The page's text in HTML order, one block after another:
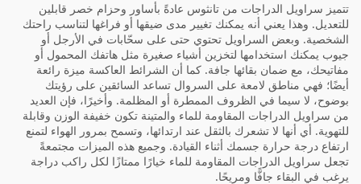
تتميز سراويل الدراجات من تانثوس عادةً بأساور وحزام خصر قابلين
للتعديل. وهذا يعني أنه يمكنك تغيير مدى ضيقها أو فراغها لتناسب راحتك
الشخصية. وبعض السراويل تحتوي حتى على سحّابات في الأرجل أو
جيوب يمكنك استخدامها لتخزين أشياء صغيرة مثل هاتفك المحمول أو
مفاتيحك، مع ضمان بقائها جافة. كما أن الشرائط العاكسة ميزة رائعة
أيضًا؛ فهي مناطق لامعة على السروال تساعد السائقين على رؤيتك
بوضوح، لا سيما في الظروف الممطرة أو المظلمة. وأخيرًا، فإن العديد
من سراويل الدراجات المقاومة للماء والمتينة تكون خفيفة الوزن وقابلة
للتهوية. أي أنها لا تشعرك بالثقل عند ارتدائها، وتسمح بمرور الهواء لتمنع
ارتفاع درجة حرارة جسمك أثناء القيادة. وجميع هذه الميزات مجتمعةً
تجعل سراويل الدراجات المقاومة للماء خيارًا ممتازًا لكل راكب دراجة
يرغب في البقاء جافًّا ومريحًا.